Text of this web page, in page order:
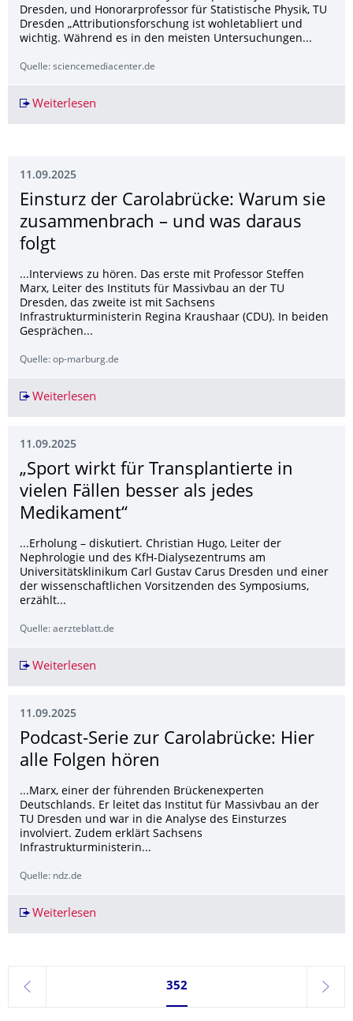
Dresden, und Honorarprofessor für Statistische Physik, TU
Dresden „Attributionsforschung ist wohletabliert und
wichtig. Während es in den meisten Untersuchungen...
Quelle: sciencemediacenter.de
Weiterlesen
11.09.2025
Einsturz der Carolabrücke: Warum sie
zusammenbrach – und was daraus
folgt
...Interviews zu hören. Das erste mit Professor Steffen
Marx, Leiter des Instituts für Massivbau an der TU
Dresden, das zweite ist mit Sachsens
Infrastrukturministerin Regina Kraushaar (CDU). In beiden
Gesprächen...
Quelle: op-marburg.de
Weiterlesen
11.09.2025
„Sport wirkt für Transplantierte in
vielen Fällen besser als jedes
Medikament“
...Erholung – diskutiert. Christian Hugo, Leiter der
Nephrologie und des KfH-Dialysezentrums am
Universitätsklinikum Carl Gustav Carus Dresden und einer
der wissenschaftlichen Vorsitzenden des Symposiums,
erzählt...
Quelle: aerzteblatt.de
Weiterlesen
11.09.2025
Podcast-Serie zur Carolabrücke: Hier
alle Folgen hören
...Marx, einer der führenden Brückenexperten
Deutschlands. Er leitet das Institut für Massivbau an der
TU Dresden und war in die Analyse des Einsturzes
involviert. Zudem erklärt Sachsens
Infrastrukturministerin...
Quelle: ndz.de
Weiterlesen
zurück
Seite 352, aktuell ausgewählt
352
weiter